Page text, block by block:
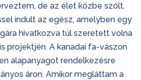
de az élet közbe szólt.
indult az egész, amelyben egy
hivatkozva túl szeretett volna
projektjén. A kanadai fa-vászon
alapanyagot rendelkezésre
áron. Amikor megláttam a